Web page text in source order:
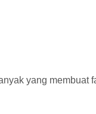
yang membuat